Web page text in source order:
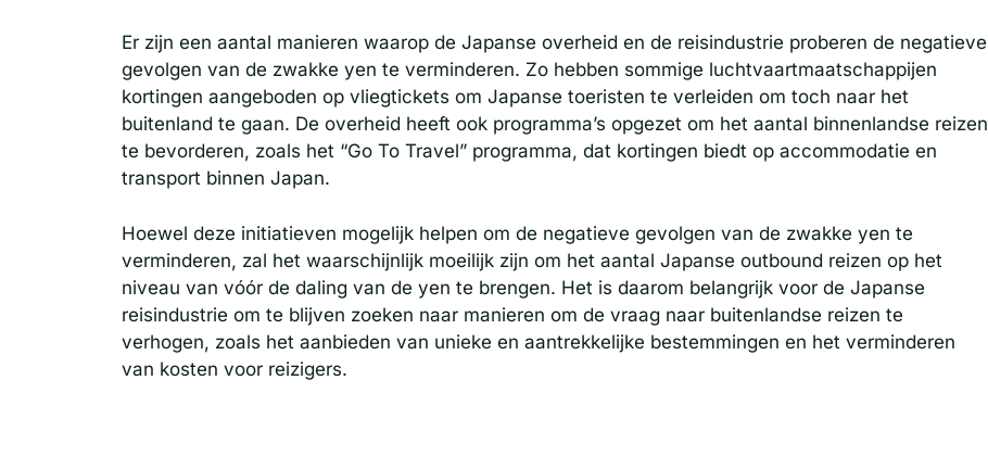
Er zijn een aantal manieren waarop de Japanse overheid en de reisindustrie proberen de negatieve
gevolgen van de zwakke yen te verminderen. Zo hebben sommige luchtvaartmaatschappijen
kortingen aangeboden op vliegtickets om Japanse toeristen te verleiden om toch naar het
buitenland te gaan. De overheid heeft ook programma’s opgezet om het aantal binnenlandse reizen
te bevorderen, zoals het “Go To Travel” programma, dat kortingen biedt op accommodatie en
transport binnen Japan.
Hoewel deze initiatieven mogelijk helpen om de negatieve gevolgen van de zwakke yen te
verminderen, zal het waarschijnlijk moeilijk zijn om het aantal Japanse outbound reizen op het
niveau van vóór de daling van de yen te brengen. Het is daarom belangrijk voor de Japanse
reisindustrie om te blijven zoeken naar manieren om de vraag naar buitenlandse reizen te
verhogen, zoals het aanbieden van unieke en aantrekkelijke bestemmingen en het verminderen
van kosten voor reizigers.